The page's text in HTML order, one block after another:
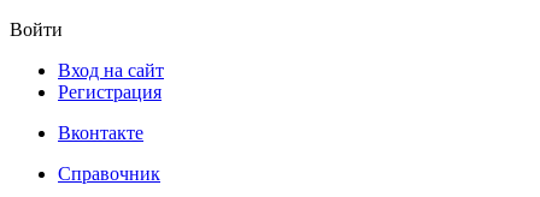
Войти
Вход на сайт
Регистрация
Вконтакте
Справочник